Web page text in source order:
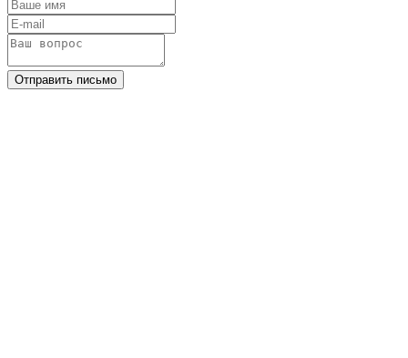
Отправить письмо